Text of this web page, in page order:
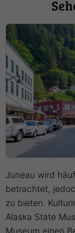
Juneau wird
betrachtet,
zu bieten.
Alaska State